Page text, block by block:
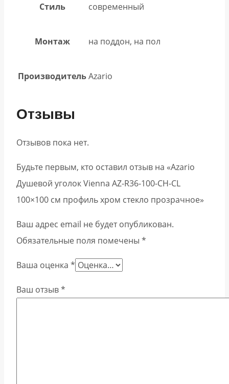
Стиль современный
Монтаж на поддон, на пол
ПроизводительAzario
Отзывы
Отзывов пока нет.
Будьте первым, кто оставил отзыв на «Azario
Душевой уголок Vienna AZ-R36-100-CH-CL
100×100 см профиль хром стекло прозрачное»
Ваш адрес email не будет опубликован.
Обязательные поля помечены *
Ваша оценка *
Ваш отзыв*